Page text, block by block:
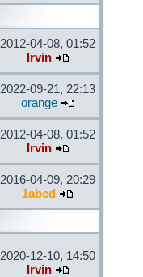
2012-04-08, 01:52
Irvin
2022-09-21, 22:13
orange
2012-04-08, 01:52
Irvin
2016-04-09, 20:29
1abcd
2020-12-10, 14:50
Irvin